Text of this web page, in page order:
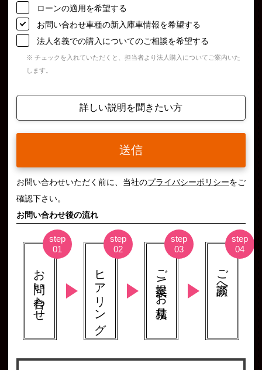
ローンの適用を希望する
お問い合わせ車種の新入庫車情報を希望する
法人名義での購入についてのご相談を希望する
※ チェックを入れていただくと、担当者より法人購入についてご案内いた
します。
詳しい説明を聞きたい方
送信
お問い合わせいただく前に、当社のプライバシーポリシーをご
確認下さい。
お問い合わせ後の流れ
お問い合わせ ヒアリング ご提案 \ お見積り ご商談へ